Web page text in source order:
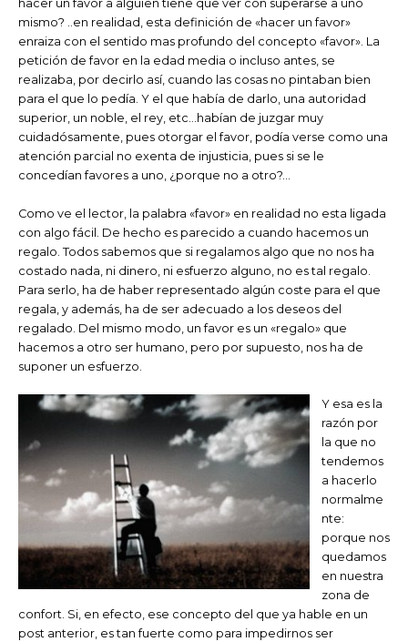
hacer un favor a alguien tiene que ver con superarse a uno
mismo? ..en realidad, esta definición de «hacer un favor»
enraiza con el sentido mas profundo del concepto «favor». La
petición de favor en la edad media o incluso antes, se
realizaba, por decirlo así, cuando las cosas no pintaban bien
para el que lo pedía. Y el que había de darlo, una autoridad
superior, un noble, el rey, etc…habían de juzgar muy
cuidadósamente, pues otorgar el favor, podía verse como una
atención parcial no exenta de injusticia, pues si se le
concedían favores a uno, ¿porque no a otro?…
Como ve el lector, la palabra «favor» en realidad no esta ligada
con algo fácil. De hecho es parecido a cuando hacemos un
regalo. Todos sabemos que si regalamos algo que no nos ha
costado nada, ni dinero, ni esfuerzo alguno, no es tal regalo.
Para serlo, ha de haber representado algún coste para el que
regala, y además, ha de ser adecuado a los deseos del
regalado. Del mismo modo, un favor es un «regalo» que
hacemos a otro ser humano, pero por supuesto, nos ha de
suponer un esfuerzo.
Y esa es la
razón por
la que no
tendemos
a hacerlo
normalme
nte:
porque nos
quedamos
en nuestra
zona de
confort. Si, en efecto, ese concepto del que ya hable en un
post anterior, es tan fuerte como para impedirnos ser